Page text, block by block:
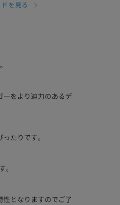
を見る
ーをより迫力のあるデ
たりです。
。
となりますのでご了